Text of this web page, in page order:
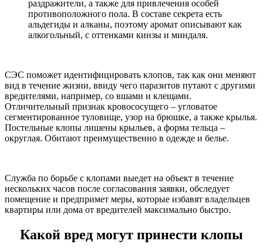
раздражители, а также для привлечения особей
противоположного пола. В составе секрета есть
альдегиды и алканы, поэтому аромат описывают как
алкогольный, с оттенками кинзы и миндаля.
СЭС поможет идентифицировать клопов, так как они меняют
вид в течение жизни, ввиду чего паразитов путают с другими
вредителями, например, со вшами и клещами.
Отличительный признак кровососущего – угловатое
сегментированное туловище, узор на брюшке, а также крылья.
Постельные клопы лишены крыльев, а форма тельца –
округлая. Обитают преимущественно в одежде и белье.
Служба по борьбе с клопами выедет на объект в течение
нескольких часов после согласования заявки, обследует
помещение и предпримет меры, которые избавят владельцев
квартиры или дома от вредителей максимально быстро.
Какой вред могут принести клопы